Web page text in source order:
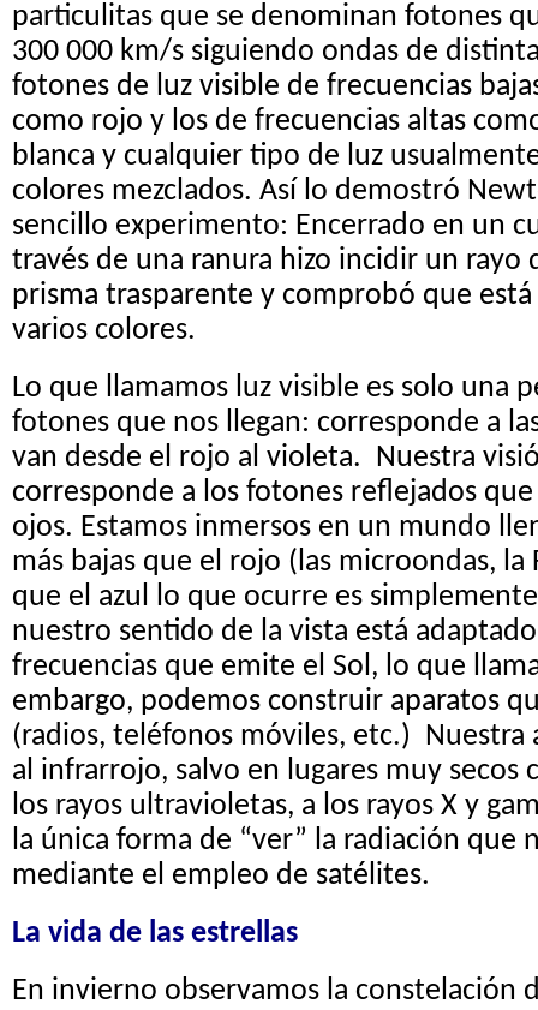
particulitas que se denominan fotones
300 000 km/s siguiendo ondas de
fotones de luz visible de frecuencias
como rojo y los de frecuencias altas
blanca y cualquier tipo de luz
colores mezclados. Así lo demostró
sencillo experimento: Encerrado en un
través de una ranura hizo incidir un rayo
prisma trasparente y comprobó que
varios colores.
Lo que llamamos luz visible es solo una
fotones que nos llegan: corresponde a
van desde el rojo al violeta. Nuestra
corresponde a los fotones reflejados
ojos. Estamos inmersos en un mundo
más bajas que el rojo (las microondas, la
que el azul lo que ocurre es
nuestro sentido de la vista está
frecuencias que emite el Sol, lo que
embargo, podemos construir aparatos
(radios, teléfonos móviles, etc.) Nuestra
al infrarrojo, salvo en lugares muy secos
los rayos ultravioletas, a los rayos X y
la única forma de “ver” la radiación que
mediante el empleo de satélites.
La vida de las estrellas
En invierno observamos la constelación